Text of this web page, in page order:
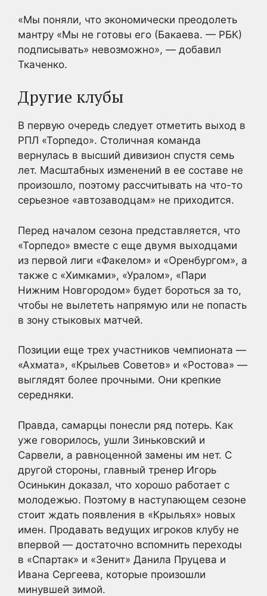
«Мы поняли, что экономически преодолеть
мантру «Мы не готовы его (Бакаева. — РБК)
подписывать» невозможно», — добавил
Ткаченко.
Другие клубы
В первую очередь следует отметить выход в
РПЛ «Торпедо». Столичная команда
вернулась в высший дивизион спустя семь
лет. Масштабных изменений в ее составе не
произошло, поэтому рассчитывать на что-то
серьезное «автозаводцам» не приходится.
Перед началом сезона представляется, что
«Торпедо» вместе с еще двумя выходцами
из первой лиги «Факелом» и «Оренбургом», а
также с «Химками», «Уралом», «Пари
Нижним Новгородом» будет бороться за то,
чтобы не вылететь напрямую или не попасть
в зону стыковых матчей.
Позиции еще трех участников чемпионата —
«Ахмата», «Крыльев Советов» и «Ростова» —
выглядят более прочными. Они крепкие
середняки.
Правда, самарцы понесли ряд потерь. Как
уже говорилось, ушли Зиньковский и
Сарвели, а равноценной замены им нет. С
другой стороны, главный тренер Игорь
Осинькин доказал, что хорошо работает с
молодежью. Поэтому в наступающем сезоне
стоит ждать появления в «Крыльях» новых
имен. Продавать ведущих игроков клубу не
впервой — достаточно вспомнить переходы
в «Спартак» и «Зенит» Данила Пруцева и
Ивана Сергеева, которые произошли
минувшей зимой.